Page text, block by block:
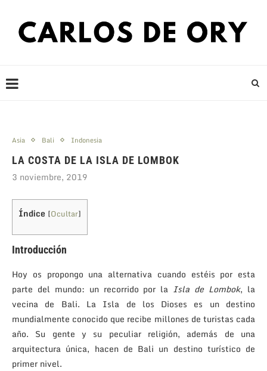
Asia Bali Indonesia
LA COSTA DE LA ISLA DE LOMBOK
3 noviembre, 2019
Índice [Ocultar]
Introducción
Hoy os propongo una alternativa cuando estéis por esta
parte del mundo: un recorrido por la Isla de Lombok, la
vecina de Bali. La Isla de los Dioses es un destino
mundialmente conocido que recibe millones de turistas cada
año. Su gente y su peculiar religión, además de una
arquitectura única, hacen de Bali un destino turístico de
primer nivel.